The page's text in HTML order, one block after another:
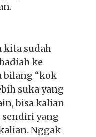
kita sudah
ke
bilang “kok
suka yang
bisa kalian
yang
Nggak